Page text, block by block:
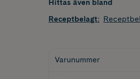
Hittas även bland
Receptbelagt:
Varunummer